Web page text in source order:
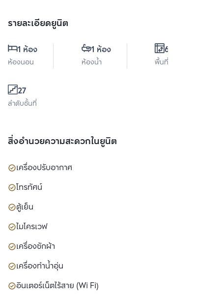
รายละเอียดยูนิต
1 ห้อง
ห้องนอน
1 ห้อง
ห้องน้ำ
65 ตร.ม.
พื้นที่ใช้สอย
27
ลำดับชั้นที่
สิ่งอำนวยความสะดวกในยูนิต
เครื่องปรับอากาศ
โทรทัศน์
ตู้เย็น
ไมโครเวฟ
เครื่องซักผ้า
เครื่องทำน้ำอุ่น
อินเตอร์เน็ตไร้สาย (Wi Fi)